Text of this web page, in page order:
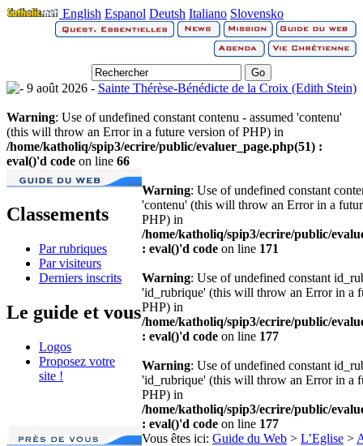
English Espanol Deutsh Italiano Slovensko
9 août 2026 - Sainte Thérèse-Bénédicte de la Croix (Edith Stein)
Warning: Use of undefined constant contenu - assumed 'contenu'
(this will throw an Error in a future version of PHP) in
/home/katholiq/spip3/ecrire/public/evaluer_page.php(51) :
eval()'d code on line 66
Classements
Par rubriques
Par visiteurs
Derniers inscrits
Le guide et vous
Logos
Proposez votre
site !
Warning: Use of undefined constant
'contenu' (this will throw an Error in a
PHP) in
/home/katholiq/spip3/ecrire/public/
: eval()'d code on line 171
Warning: Use of undefined constant
'id_rubrique' (this will throw an Error in a
PHP) in
/home/katholiq/spip3/ecrire/public/
: eval()'d code on line 177
Warning: Use of undefined constant
'id_rubrique' (this will throw an Error in a
PHP) in
/home/katholiq/spip3/ecrire/public/
: eval()'d code on line 177
Vous êtes ici: Guide du Web > L’Eglise >